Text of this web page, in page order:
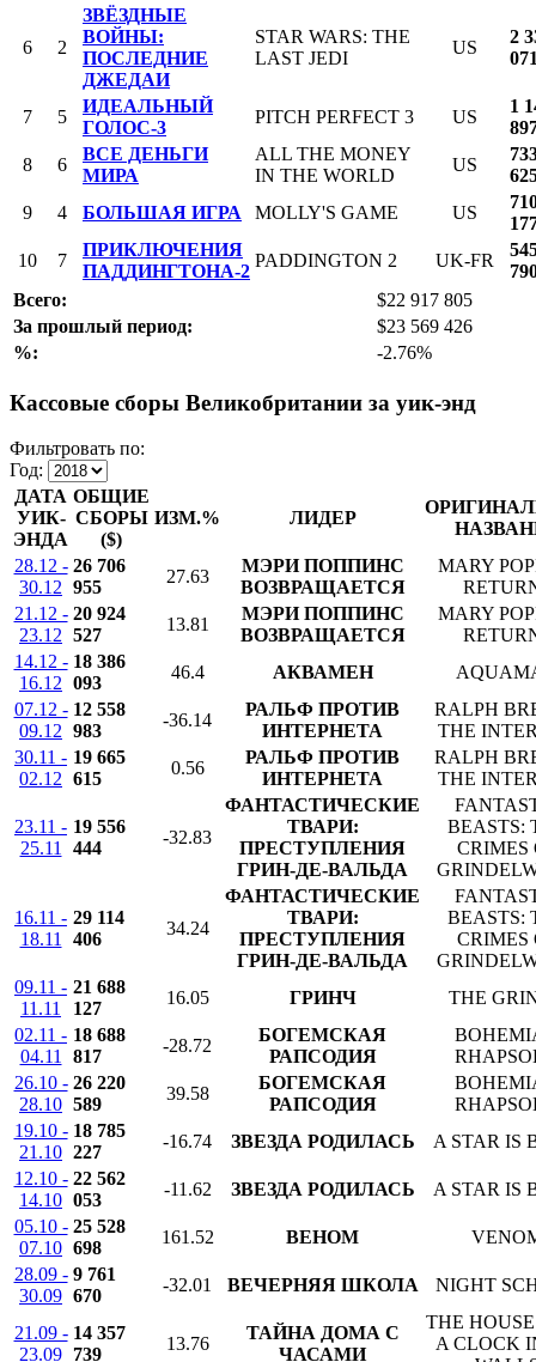
6 2
ЗВЁЗДНЫЕ
ВОЙНЫ:
ПОСЛЕДНИЕ
ДЖЕДАИ
STAR WARS: THE
LAST JEDI
US
2
7 5
ИДЕАЛЬНЫЙ
ГОЛОС-3
PITCH PERFECT 3 US
1
8
6
ВСЕ ДЕНЬГИ
МИРА
ALL THE MONEY
IN THE WORLD
US
9
4 БОЛЬШАЯ ИГРА MOLLY'S GAME US
10
7
ПРИКЛЮЧЕНИЯ
ПАДДИНГТОНА-2
PADDINGTON 2 UK-FR
Всего:
$22 917 805
За прошлый период:
$23 569 426
%:
-2.76%
Кассовые сборы Великобритании за уик-энд
Фильтровать по:
Год:
ДАТА
УИК-
ЭНДА
ОБЩИЕ
СБОРЫ
($)
ИЗМ.% ЛИДЕР
28.12 -
30.12
26 706
955
27.63
МЭРИ ПОППИНС
ВОЗВРАЩАЕТСЯ
MARY
21.12 -
23.12
20 924
527
13.81
МЭРИ ПОППИНС
ВОЗВРАЩАЕТСЯ
MARY
14.12 -
16.12
18 386
093
46.4 АКВАМЕН
07.12 -
09.12
12 558
983
-36.14
РАЛЬФ ПРОТИВ
ИНТЕРНЕТА
RALPH
THE
30.11 -
02.12
19 665
615
0.56
РАЛЬФ ПРОТИВ
ИНТЕРНЕТА
RALPH
THE
23.11 -
25.11
19 556
444
-32.83
ФАНТАСТИЧЕСКИЕ
ТВАРИ:
ПРЕСТУПЛЕНИЯ
ГРИН-ДЕ-ВАЛЬДА
BEASTS:
CRIMES
16.11 -
18.11
29 114
406
34.24
ФАНТАСТИЧЕСКИЕ
ТВАРИ:
ПРЕСТУПЛЕНИЯ
ГРИН-ДЕ-ВАЛЬДА
BEASTS:
CRIMES
09.11 -
11.11
21 688
127
16.05 ГРИНЧ
THE
02.11 -
04.11
18 688
817
-28.72
БОГЕМСКАЯ
РАПСОДИЯ
26.10 -
28.10
26 220
589
39.58
БОГЕМСКАЯ
РАПСОДИЯ
19.10 -
21.10
18 785
227
-16.74 ЗВЕЗДА РОДИЛАСЬ
A STAR IS
12.10 -
14.10
22 562
053
-11.62 ЗВЕЗДА РОДИЛАСЬ
A STAR IS
05.10 -
07.10
25 528
698
161.52 ВЕНОМ
28.09 -
30.09
9 761
670
-32.01 ВЕЧЕРНЯЯ ШКОЛА NIGHT
21.09 -
23.09
14 357
739
13.76
ТАЙНА ДОМА С
ЧАСАМИ
THE
A CLOCK